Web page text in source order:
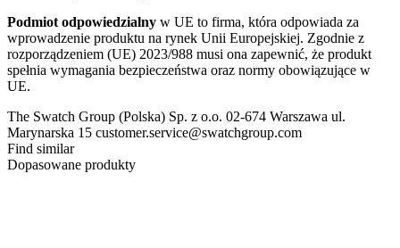
Podmiot odpowiedzialny w UE to firma, która odpowiada za
wprowadzenie produktu na rynek Unii Europejskiej. Zgodnie z
rozporządzeniem (UE) 2023/988 musi ona zapewnić, że produkt
spełnia wymagania bezpieczeństwa oraz normy obowiązujące w
UE.
The Swatch Group (Polska) Sp. z o.o. 02-674 Warszawa ul.
Marynarska 15 customer.service@swatchgroup.com
Find similar
Dopasowane produkty